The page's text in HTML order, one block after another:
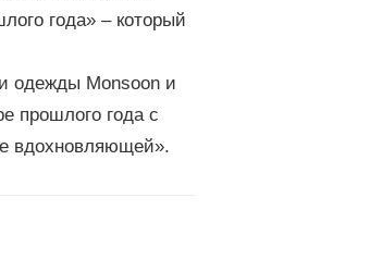
года» – который
одежды Monsoon и
прошлого года с
вдохновляющей».